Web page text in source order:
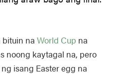
bituin na World Cup na
noong kaytagal na, pero
isang Easter egg na